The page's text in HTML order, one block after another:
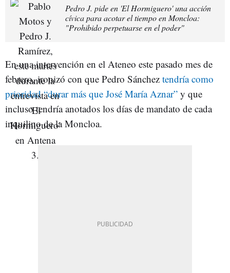
Pedro J. pide en 'El Hormiguero' una acción
cívica para acotar el tiempo en Moncloa:
"Prohibido perpetuarse en el poder"
En una intervención en el Ateneo este pasado mes de
febrero, ironizó con que Pedro Sánchez tendría como
prioridad “durar más que José María Aznar” y que
incluso tendría anotados los días de mandato de cada
inquilino de la Moncloa.